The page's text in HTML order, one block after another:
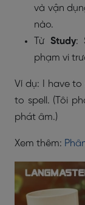
và vận
nào.
Từ Study:
phạm vi
Ví dụ: I have
to spell. (Tôi
phát âm.)
Xem thêm: